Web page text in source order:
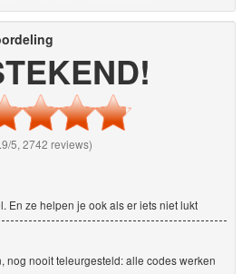
5, 2742 reviews)
En ze helpen je ook als er iets niet lukt
nog nooit teleurgesteld: alle codes werken